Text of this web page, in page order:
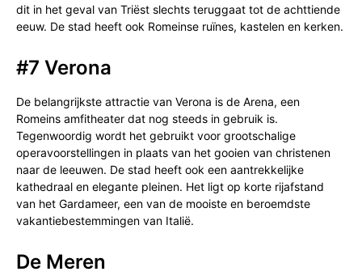
dit in het geval van Triëst slechts teruggaat tot de achttiende
eeuw. De stad heeft ook Romeinse ruïnes, kastelen en kerken.
#7 Verona
De belangrijkste attractie van Verona is de Arena, een
Romeins amfitheater dat nog steeds in gebruik is.
Tegenwoordig wordt het gebruikt voor grootschalige
operavoorstellingen in plaats van het gooien van christenen
naar de leeuwen. De stad heeft ook een aantrekkelijke
kathedraal en elegante pleinen. Het ligt op korte rijafstand
van het Gardameer, een van de mooiste en beroemdste
vakantiebestemmingen van Italië.
De Meren